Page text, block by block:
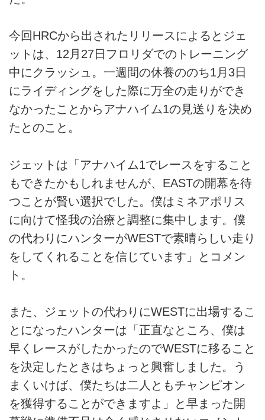
今回HRCから出されたリリースによるとジェ
ットは、12月27日フロリダでのトレーニング
中にクラッシュ。一週間の休養ののち1月3日
にライディングをした際に万全の走りができ
なかったことからアナハイム1の見送りを決め
たとのこと。
ジェットは「アナハイム1でレースをすること
もできたかもしれませんが、EASTの開幕を待
つことが賢い選択でした。僕はミネアポリス
に向けて怪我の治療と調整に集中します。僕
の代わりにハンターがWESTで素晴らしい走り
をしてくれることを信じています」とコメン
ト。
また、ジェットの代わりにWESTに出場するこ
とになったハンターは「正直なところ、僕は
早くレースがしたかったのでWESTに移ること
を決定したときはちょっと興奮しました。う
まくいけば、僕たちは二人ともチャンピオン
を獲得することができますよ」と早まった開